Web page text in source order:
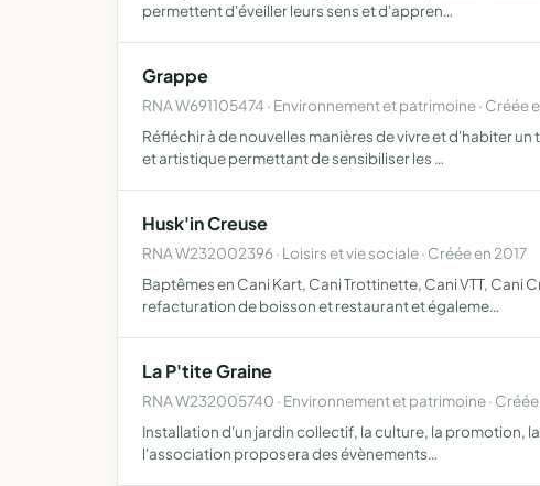
permettent d'éveiller leurs sens et d'appren…
Grappe
RNA W691105474 · Environnement et patrimoine · Créée
Réfléchir à de nouvelles manières de vivre et d'habiter
et artistique permettant de sensibiliser les …
Husk'in Creuse
RNA W232002396 · Loisirs et vie sociale · Créée en 2017
Baptêmes en Cani Kart, Cani Trottinette, Cani VTT,
refacturation de boisson et restaurant et égaleme…
La P'tite Graine
RNA W232005740 · Environnement et patrimoine · Créée
Installation d'un jardin collectif, la culture, la promotion,
l'association proposera des évènements…